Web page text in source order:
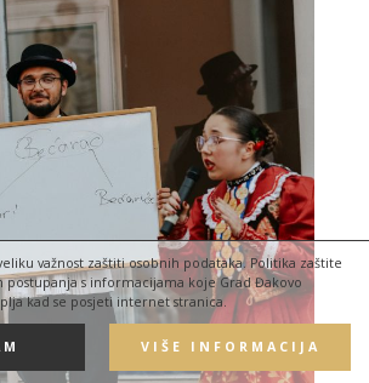
važnost zaštiti osobnih podataka. Politika zaštite
s informacijama koje Grad Đakovo
kad se posjeti internet stranica.
VIŠE INFORMACIJA